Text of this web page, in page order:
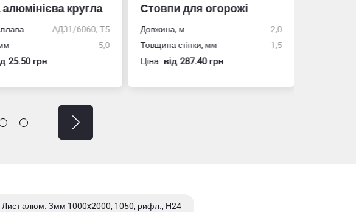
кругла
АД31/6060, Т5
5,0
грн
Стовпи для огорожі
Довжина, м
2,0
Товщина стінки, мм
1,5
Ціна:вiд 287.40 грн
Лист алюм. 3мм 1000x2000, 1050, рифл., Н24